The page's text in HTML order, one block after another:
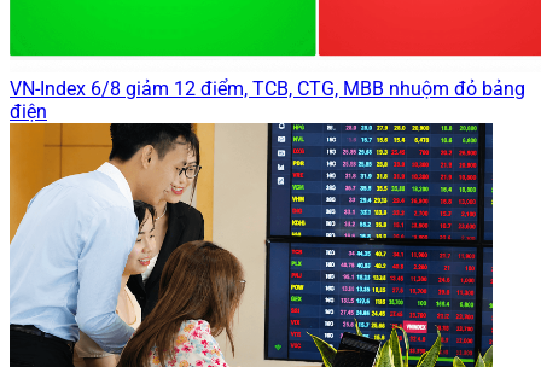
VN-Index 6/8 giảm 12 điểm, TCB, CTG, MBB nhuộm đỏ bảng
điện